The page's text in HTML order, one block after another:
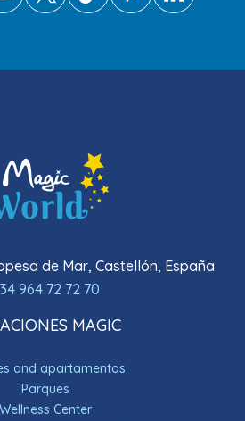
de Mar, Castellón, España
964 72 72 70
MAGIC
and apartamentos
Parques
Wellness Center